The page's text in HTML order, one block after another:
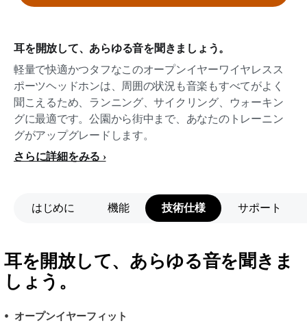
耳を開放して、あらゆる音を聞きましょう。
軽量で快適かつタフなこのオープンイヤーワイヤレスス
ポーツヘッドホンは、周囲の状況も音楽もすべてがよく
聞こえるため、ランニング、サイクリング、ウォーキン
グに最適です。公園から街中まで、あなたのトレーニン
グがアップグレードします。
さらに詳細をみる
はじめに 機能 技術仕様 サポート
耳を開放して、あらゆる音を聞きま
しょう。
オープンイヤーフィット